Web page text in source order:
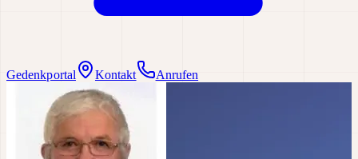
Gedenkportal Kontakt Anrufen